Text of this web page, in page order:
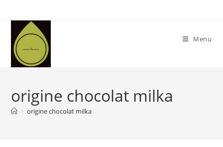
content
Menu
origine chocolat milka
> origine chocolat milka